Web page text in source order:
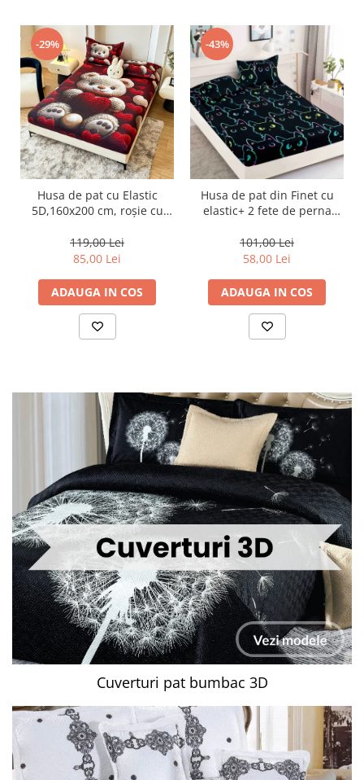
-29%
Husa de pat cu Elastic
5D,160x200 cm, roșie cu
119,00 Lei
85,00 Lei
ADAUGA IN COS
-43%
Husa de pat din Finet cu
elastic+ 2 fete de perna
101,00 Lei
58,00 Lei
ADAUGA IN COS
Cuverturi pat bumbac 3D